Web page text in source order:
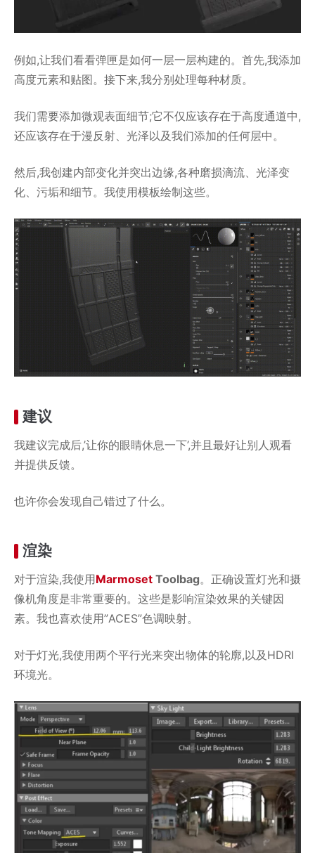
例如,让我们看看弹匣是如何一层一层构建的。首先,我添加
高度元素和贴图。接下来,我分别处理每种材质。
我们需要添加微观表面细节;它不仅应该存在于高度通道中,
还应该存在于漫反射、光泽以及我们添加的任何层中。
然后,我创建内部变化并突出边缘,各种磨损滴流、光泽变
化、污垢和细节。我使用模板绘制这些。
建议
我建议完成后,’让你的眼睛休息一下’,并且最好让别人观看
并提供反馈。
也许你会发现自己错过了什么。
渲染
对于渲染,我使用Marmoset Toolbag。正确设置灯光和摄
像机角度是非常重要的。这些是影响渲染效果的关键因
素。我也喜欢使用”ACES”色调映射。
对于灯光,我使用两个平行光来突出物体的轮廓,以及HDRI
环境光。